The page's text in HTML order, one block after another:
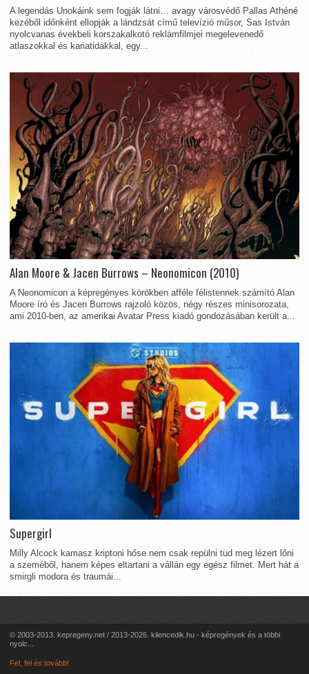
A legendás Unokáink sem fogják látni… avagy városvédő Pallas Athéné
kezéből időnként ellopják a lándzsát című televízió műsor, Sas István
nyolcvanas évekbeli korszakalkotó reklámfilmjei megelevenedő
atlaszokkal és kariatidákkal, egy...
Alan Moore & Jacen Burrows – Neonomicon (2010)
A Neonomicon a képregényes körökben afféle félistennek számító Alan
Moore író és Jacen Burrows rajzoló közös, négy részes minisorozata,
ami 2010-ben, az amerikai Avatar Press kiadó gondozásában került a...
Supergirl
Milly Alcock kamasz kriptoni hőse nem csak repülni tud meg lézert lőni
a szeméből, hanem képes eltartani a vállán egy egész filmet. Mert hát a
smirgli modora és traumái...
© 2003-2013. kepregeny.net / 2013-2026. kilencedik.hu - képregények és a többi
nyolc...
Fel, fel és tovább!